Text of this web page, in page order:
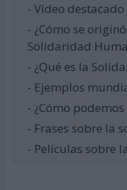
- Vídeo destacado
- ¿Cómo se
Solidaridad
- ¿Qué es la
- Ejemplos
- ¿Cómo
- Frases sobre la
- Películas sobre